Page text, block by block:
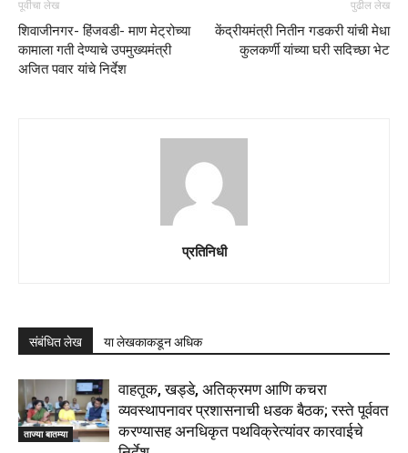
पूर्वीचा लेख
शिवाजीनगर- हिंजवडी- माण मेट्रोच्या
कामाला गती देण्याचे उपमुख्यमंत्री
अजित पवार यांचे निर्देश
पुढील लेख
केंद्रीयमंत्री नितीन गडकरी यांची मेधा
कुलकर्णी यांच्या घरी सदिच्छा भेट
प्रतिनिधी
संबंधित लेख या लेखकाकडून अधिक
ताज्या बातम्या
वाहतूक, खड्डे, अतिक्रमण आणि कचरा
व्यवस्थापनावर प्रशासनाची धडक बैठक; रस्ते पूर्ववत
करण्यासह अनधिकृत पथविक्रेत्यांवर कारवाईचे